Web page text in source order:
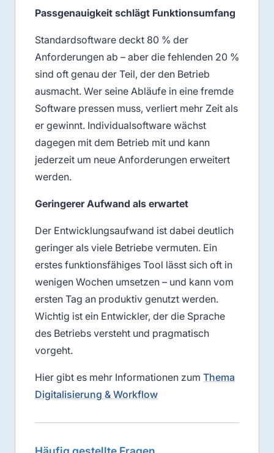
Passgenauigkeit schlägt Funktionsumfang
Standardsoftware deckt 80 % der
Anforderungen ab – aber die fehlenden 20 %
sind oft genau der Teil, der den Betrieb
ausmacht. Wer seine Abläufe in eine fremde
Software pressen muss, verliert mehr Zeit als
er gewinnt. Individualsoftware wächst
dagegen mit dem Betrieb mit und kann
jederzeit um neue Anforderungen erweitert
werden.
Geringerer Aufwand als erwartet
Der Entwicklungsaufwand ist dabei deutlich
geringer als viele Betriebe vermuten. Ein
erstes funktionsfähiges Tool lässt sich oft in
wenigen Wochen umsetzen – und kann vom
ersten Tag an produktiv genutzt werden.
Wichtig ist ein Entwickler, der die Sprache
des Betriebs versteht und pragmatisch
vorgeht.
Hier gibt es mehr Informationen zum Thema
Digitalisierung & Workflow